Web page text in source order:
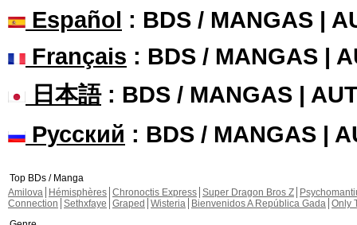
Español : BDS / MANGAS |
Français : BDS / MANGAS |
日本語: BDS / MANGAS |
Русский : BDS / MANGAS |
Top BDs / Manga
Amilova
Hémisphères Chronoctis Express Super Dragon Bros Z
Connection Sethxfaye Graped Wisteria Bienvenidos A República Gada Only